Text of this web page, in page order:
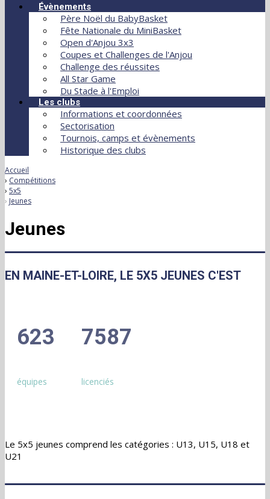
Évènements
Père Noël du BabyBasket
Fête Nationale du MiniBasket
Open d'Anjou 3x3
Coupes et Challenges de l'Anjou
Challenge des réussites
All Star Game
Du Stade à l'Emploi
Les clubs
Informations et coordonnées
Sectorisation
Tournois, camps et évènements
Historique des clubs
Accueil
Compétitions
5x5
Jeunes
Jeunes
EN MAINE-ET-LOIRE, LE 5X5 JEUNES C'EST
623
équipes
7587
licenciés
Le 5x5 jeunes comprend les catégories : U13, U15, U18 et
U21